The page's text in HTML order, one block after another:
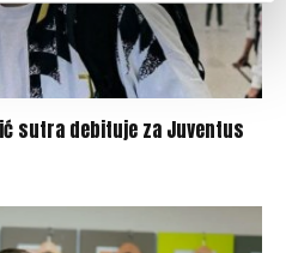
sutra debituje za Juventus